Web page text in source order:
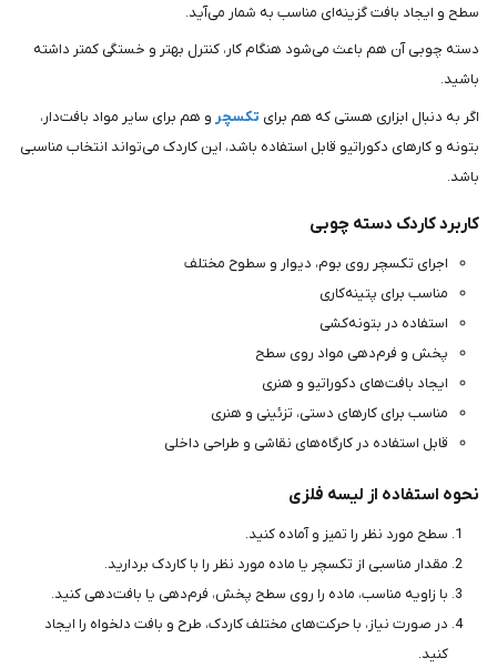
سطح و ایجاد بافت گزینه‌ای مناسب به شمار می‌آید.
دسته چوبی آن هم باعث می‌شود هنگام کار، کنترل بهتر و خستگی کمتر داشته
باشید.
اگر به دنبال ابزاری هستی که هم برای تکسچر و هم برای سایر مواد بافت‌دار،
بتونه و کارهای دکوراتیو قابل استفاده باشد، این کاردک می‌تواند انتخاب مناسبی
باشد.
کاربرد کاردک دسته چوبی
اجرای تکسچر روی بوم، دیوار و سطوح مختلف
مناسب برای پتینه‌کاری
استفاده در بتونه‌کشی
پخش و فرم‌دهی مواد روی سطح
ایجاد بافت‌های دکوراتیو و هنری
مناسب برای کارهای دستی، تزئینی و هنری
قابل استفاده در کارگاه‌های نقاشی و طراحی داخلی
نحوه استفاده از لیسه فلزی
سطح مورد نظر را تمیز و آماده کنید.
مقدار مناسبی از تکسچر یا ماده مورد نظر را با کاردک بردارید.
با زاویه مناسب، ماده را روی سطح پخش، فرم‌دهی یا بافت‌دهی کنید.
در صورت نیاز، با حرکت‌های مختلف کاردک، طرح و بافت دلخواه را ایجاد
کنید.